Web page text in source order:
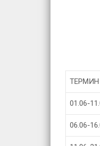
ТЕРМИН
01.06-
06.06-